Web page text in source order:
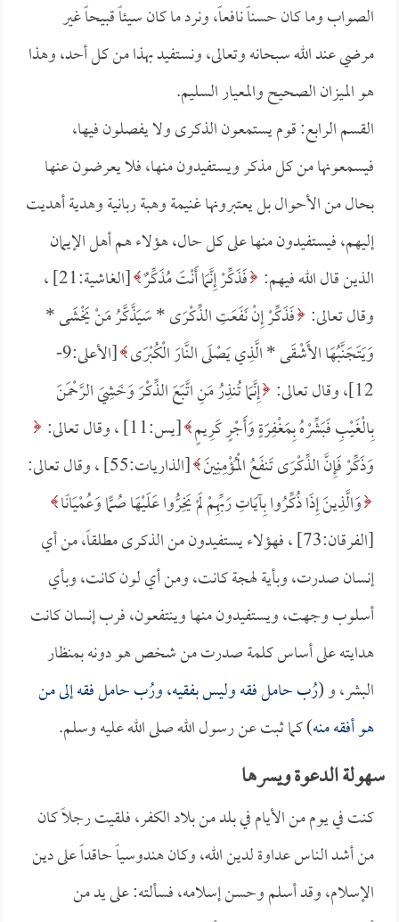
الصواب وما كان حسناً نافعاً، ونرد ما كان سيئاً قبيحاً غير
مرضي عند الله سبحانه وتعالى، ونستفيد بهذا من كل أحد، وهذا
هو الميزان الصحيح والمعيار السليم.
القسم الرابع: قوم يستمعون الذكرى ولا يفصلون فيها،
فيسمعونها من كل مذكر ويستفيدون منها، فلا يعرضون عنها
بحال من الأحوال بل يعتبرونها غنيمة وهبة ربانية وهدية أهديت
إليهم، فيستفيدون منها على كل حال، هؤلاء هم أهل الإيمان
الذين قال الله فيهم: فَذَكِّرْ إِنَّمَا أَنْتَ مُذَكِّرٌ
[الغاشية:21] ،
وقال تعالى: فَذَكِّرْ إِنْ نَفَعَتِ الذِّكْرَى *سَيَذَّكَّرُ مَنْ يَخْشَى *
وَيَتَجَنَّبُهَا الأَشْقَى *الَّذِي يَصْلَى النَّارَ الْكُبْرَى
[الأعلى:9-
12]، وقال تعالى:
إِنَّمَا تُنذِرُ مَنِ اتَّبَعَ الذِّكْرَ وَخَشِيَ الرَّحْمَنَ
بِالْغَيْبِ فَبَشِّرْهُ بِمَغْفِرَةٍ وَأَجْرٍ كَرِيمٍ [يس:11] ، وقال تعالى:
وَذَكِّرْ فَإِنَّ الذِّكْرَى تَنفَعُ الْمُؤْمِنِينَ [الذاريات:55] ، وقال تعالى:
وَالَّذِينَ إِذَا ذُكِّرُوا بِآيَاتِ رَبِّهِمْ لَمْ يَخِرُّوا عَلَيْهَا صُمًّا وَعُمْيَانًا
[الفرقان:73] ، فهؤلاء يستفيدون من الذكرى مطلقاً، من أي
إنسان صدرت، وبأية لهجة كانت، ومن أي لون كانت، وبأي
أسلوب وجهت، ويستفيدون منها وينتفعون، فرب إنسان كانت
هدايته على أساس كلمة صدرت من شخص هو دونه بمنظار
البشر، و (رُب حامل فقه وليس بفقيه، ورُب حامل فقه إلى من
هو أفقه منه) كما ثبت عن رسول الله صلى الله عليه وسلم.
سهولة الدعوة ويسرها
كنت في يوم من الأيام في بلد من بلاد الكفر، فلقيت رجلاً كان
من أشد الناس عداوة لدين الله، وكان هندوسياً حاقداً على دين
الإسلام، وقد أسلم وحسن إسلامه، فسألته: على يد من